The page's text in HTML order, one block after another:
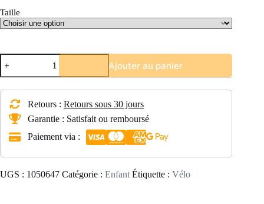
Taille
quantité
de
Draisienne
10
pouces
enfant
classic
Ajouter au panier
Retours : Retours sous 30 jours
Garantie : Satisfait ou remboursé
Paiement via :
UGS : 1050647 Catégorie : Enfant Étiquette : Vélo